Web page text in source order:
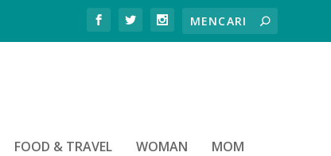
FOOD & TRAVEL WOMAN MOM